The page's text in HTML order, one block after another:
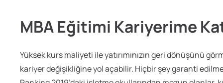
MBA Eğitimi Kariyerime
Yüksek kurs maliyeti ile yatırımınızın geri dönüşünü
kariyer değişikliğine yol açabilir. Hiçbir şey garanti